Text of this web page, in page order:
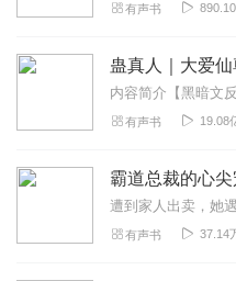
有声书
有声书 19.08
霸道总裁的心尖
遭到家人出卖，她
有声书 37.14